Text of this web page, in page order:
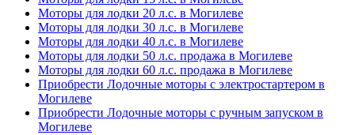
Моторы для лодки 20 л.с. в Могилеве
Моторы для лодки 30 л.с. в Могилеве
Моторы для лодки 40 л.с. в Могилеве
Моторы для лодки 50 л.с. продажа в Могилеве
Моторы для лодки 60 л.с. продажа в Могилеве
Приобрести Лодочные моторы с электростартером в
Могилеве
Приобрести Лодочные моторы с ручным запуском в
Могилеве